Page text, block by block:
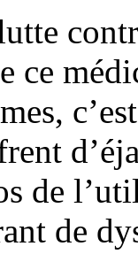
ce
de
de